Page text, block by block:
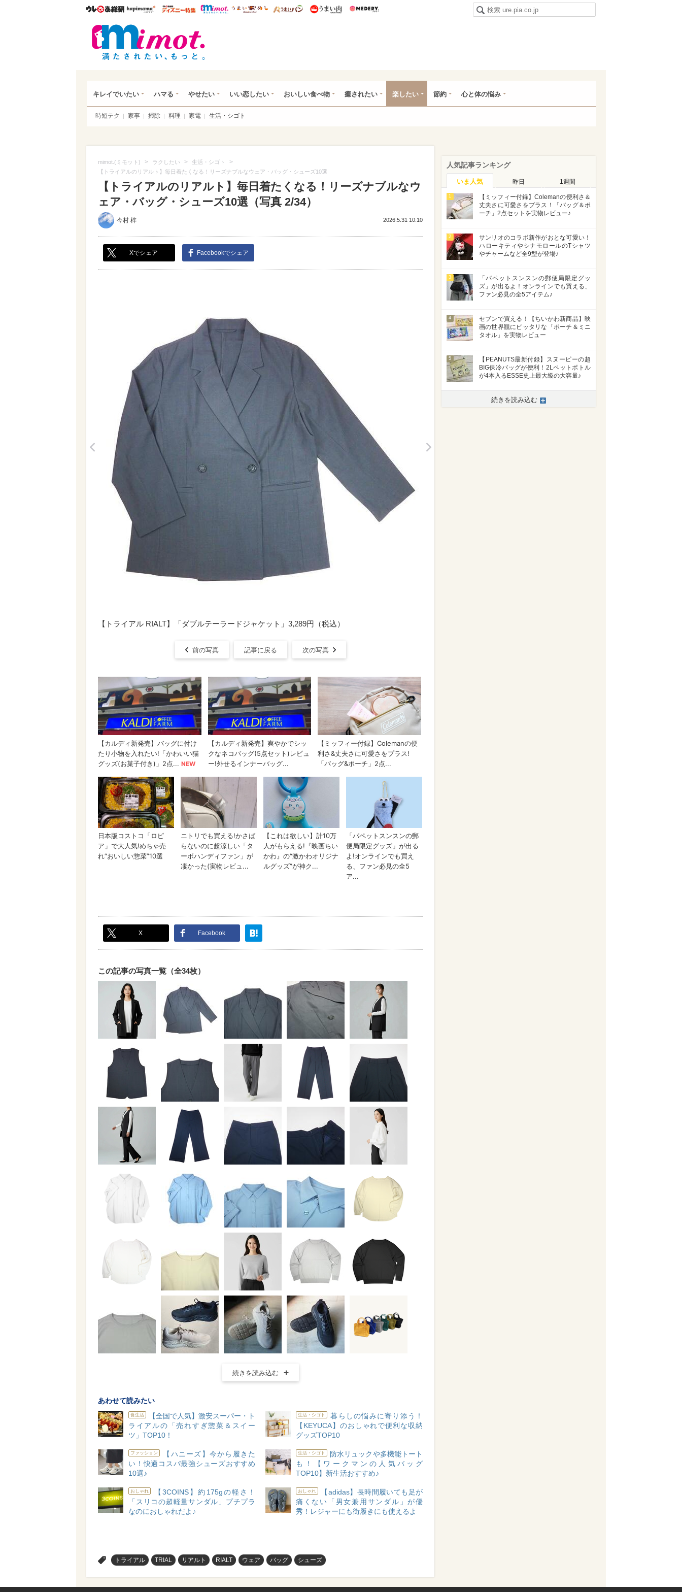
ウレぴあ総研ハピママ* ウレぴあ総研 ディズニー特集
mimot. うまいめし うまいパン うまい肉
キレイでいたい ハマる やせたい いい恋したい おいしい食べ物 癒されたい 楽したい 節約 心と体の悩み
時短テク 家事 掃除 料理 家電 生活・シゴト
mimot.(ミモット) > ラクしたい > 生活・シゴト >
【トライアルのリアルト】毎日着たくなる！リーズナブルなウェア・バッグ・シューズ10選
【トライアルのリアルト】毎日着たくなる！リーズナブルなウ
ェア・バッグ・シューズ10選（写真 2/34）
今村 梓 2026.5.31 10:10
Xでシェア Facebookでシェア
【トライアル RIALT】「ダブルテーラードジャケット」3,289円（税込）
前の写真 記事に戻る 次の写真
X Facebook
この記事の写真一覧（全34枚）
続きを読み込む
あわせて読みたい
食生活
【全国で人気】激安スーパー・ト
ライアルの「売れすぎ惣菜＆スイー
ツ」TOP10！
生活・シゴト
暮らしの悩みに寄り添う！
【KEYUCA】のおしゃれで便利な収納
グッズTOP10
ファッション
【ハニーズ】今から履きた
い！快適コスパ最強シューズおすすめ
10選♪
生活・シゴト
防水リュックや多機能トート
も！【ワークマンの人気バッグ
TOP10】新生活おすすめ♪
おしゃれ
【3COINS】約175gの軽さ！
「スリコの超軽量サンダル」プチプラ
なのにおしゃれだよ♪
おしゃれ
【adidas】長時間履いても足が
痛くない「男女兼用サンダル」が優
秀！レジャーにも街履きにも使えるよ
トライアル TRIAL リアルト RIALT ウェア バッグ シューズ
人気記事ランキング
いま人気 昨日 1週間
1
【ミッフィー付録】Colemanの便利さ＆
丈夫さに可愛さをプラス！「バッグ＆ポ
ーチ」2点セットを実物レビュー♪
2
サンリオのコラボ新作がおとな可愛い！
ハローキティやシナモロールのTシャツ
やチャームなど全9型が登場♪
3
「パペットスンスンの郵便局限定グッ
ズ」が出るよ！オンラインでも買える、
ファン必見の全5アイテム♪
4
セブンで買える！【ちいかわ新商品】映
画の世界観にピッタリな「ポーチ＆ミニ
タオル」を実物レビュー
5
【PEANUTS最新付録】スヌーピーの超
BIG保冷バッグが便利！2Lペットボトル
が4本入るESSE史上最大級の大容量♪
続きを読み込む